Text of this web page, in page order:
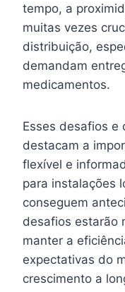
tempo, a
muitas vezes
distribuição,
demandam
medicamentos.
Esses desafios e
destacam a
flexível e
para instalações
conseguem
desafios estarão
manter a
expectativas do
crescimento a